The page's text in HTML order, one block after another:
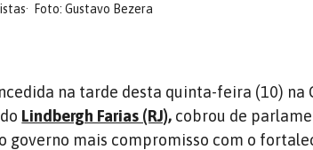
Foto: Gustavo Bezera
na tarde desta quinta-feira (10) na
Lindbergh Farias (RJ), cobrou de
governo mais compromisso com o